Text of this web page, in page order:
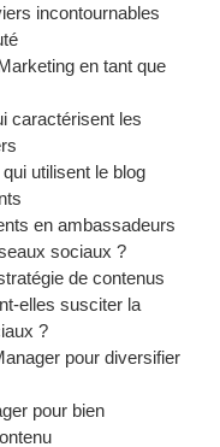
incontournables
en tant que
caractérisent les
utilisent le blog
en ambassadeurs
sociaux ?
de contenus
elles susciter la
?
pour diversifier
pour bien